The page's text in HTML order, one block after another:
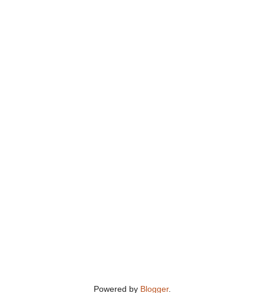
Powered by Blogger.